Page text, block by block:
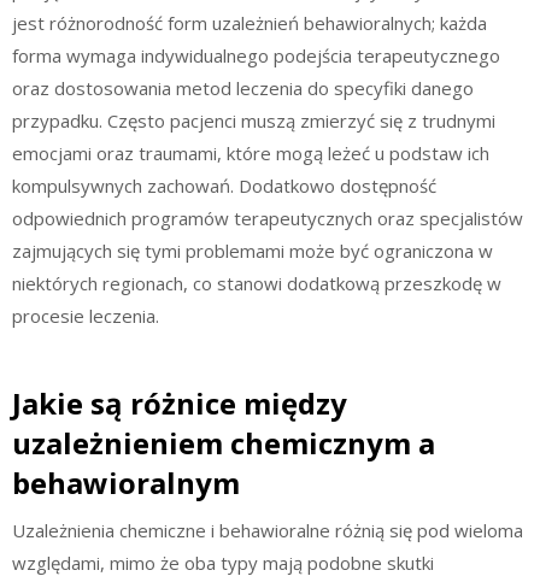
jest różnorodność form uzależnień behawioralnych; każda
forma wymaga indywidualnego podejścia terapeutycznego
oraz dostosowania metod leczenia do specyfiki danego
przypadku. Często pacjenci muszą zmierzyć się z trudnymi
emocjami oraz traumami, które mogą leżeć u podstaw ich
kompulsywnych zachowań. Dodatkowo dostępność
odpowiednich programów terapeutycznych oraz specjalistów
zajmujących się tymi problemami może być ograniczona w
niektórych regionach, co stanowi dodatkową przeszkodę w
procesie leczenia.
Jakie są różnice między
uzależnieniem chemicznym a
behawioralnym
Uzależnienia chemiczne i behawioralne różnią się pod wieloma
względami, mimo że oba typy mają podobne skutki